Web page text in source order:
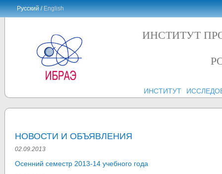
Русский /English
ИНСТИТУТ
ИНСТИТУТ
НОВОСТИ И ОБЪЯВЛЕНИЯ
02.09.2013
Осенний семестр 2013-14 учебного года